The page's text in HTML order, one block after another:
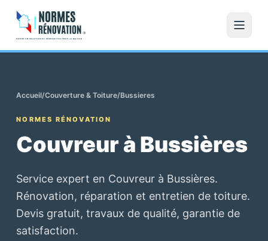
Accueil/Couverture & Toiture/Bussieres
NORMES RÉNOVATION
Couvreur à Bussières
Service expert en Couvreur à Bussières.
Rénovation, réparation et entretien de toiture.
Devis gratuit, travaux de qualité, garantie de
satisfaction.